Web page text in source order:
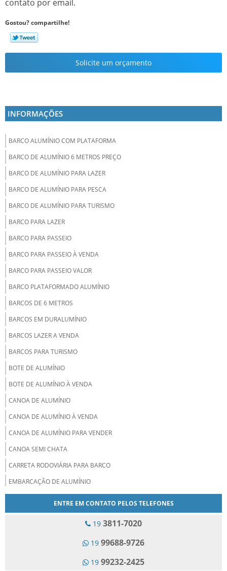
contato por email.
Gostou? compartilhe!
Solicite um orçamento
INFORMAÇÕES
BARCO ALUMÍNIO COM PLATAFORMA
BARCO DE ALUMÍNIO 6 METROS PREÇO
BARCO DE ALUMÍNIO PARA LAZER
BARCO DE ALUMÍNIO PARA PESCA
BARCO DE ALUMÍNIO PARA TURISMO
BARCO PARA LAZER
BARCO PARA PASSEIO
BARCO PARA PASSEIO À VENDA
BARCO PARA PASSEIO VALOR
BARCO PLATAFORMADO ALUMÍNIO
BARCOS DE 6 METROS
BARCOS EM DURALUMÍNIO
BARCOS LAZER A VENDA
BARCOS PARA TURISMO
BOTE DE ALUMÍNIO
BOTE DE ALUMÍNIO À VENDA
CANOA DE ALUMÍNIO
CANOA DE ALUMÍNIO À VENDA
CANOA DE ALUMÍNIO PARA VENDER
CANOA SEMI CHATA
CARRETA RODOVIÁRIA PARA BARCO
EMBARCAÇÃO DE ALUMÍNIO
EMPRESA DE BARCOS DE ALUMÍNIO
FÁBRICA DE LANCHAS DE ALUMÍNIO
FABRICAÇÃO DE BARCOS DE ALUMÍNIO
ENTRE EM CONTATO PELOS TELEFONES
19 3811-7020
19 99688-9726
19 99232-2425